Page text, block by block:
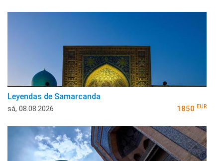
Leyendas de Samarcanda
sá, 08.08.2026 1850 EUR